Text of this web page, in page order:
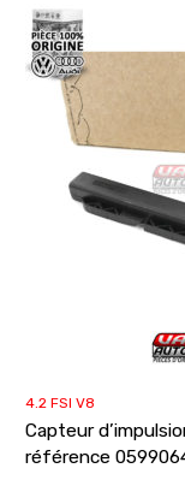
4.2 FSI V8
Capteur
référence